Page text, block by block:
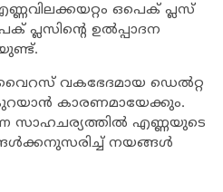
ഒപെക് പ്ലസ്
പ്ലസിന്റെ ഉല്‍പ്പാദന
വകഭേദമായ ഡെല്‍റ്റ
കാരണമായേക്കും.
സാഹചര്യത്തില്‍ എണ്ണയുടെ
നയങ്ങള്‍